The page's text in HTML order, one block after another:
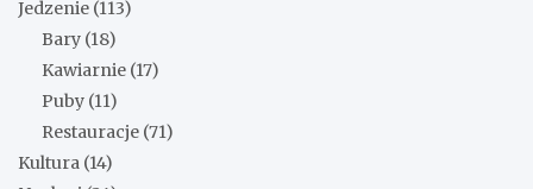
Jedzenie (113)
Bary (18)
Kawiarnie (17)
Puby (11)
Restauracje (71)
Kultura (14)